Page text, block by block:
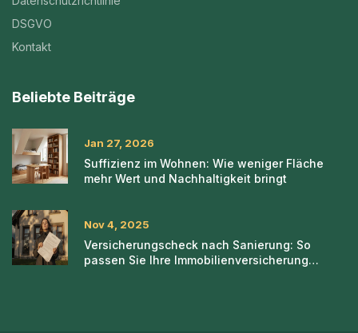
DSGVO
Kontakt
Beliebte Beiträge
Jan 27, 2026
Suffizienz im Wohnen: Wie weniger Fläche
mehr Wert und Nachhaltigkeit bringt
Nov 4, 2025
Versicherungscheck nach Sanierung: So
passen Sie Ihre Immobilienversicherung